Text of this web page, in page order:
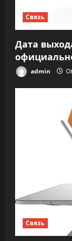
Связь
Дата
admin
Связь